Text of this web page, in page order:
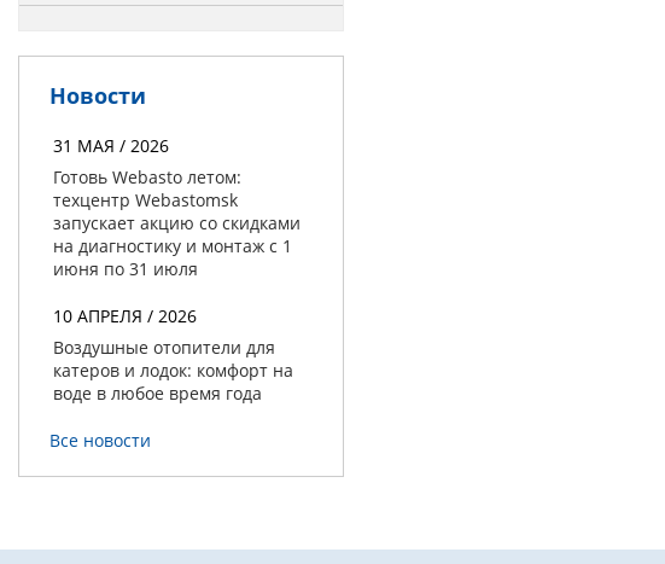
Новости
31 МАЯ / 2026
Готовь Webasto летом:
техцентр Webastomsk
запускает акцию со скидками
на диагностику и монтаж с 1
июня по 31 июля
10 АПРЕЛЯ / 2026
Воздушные отопители для
катеров и лодок: комфорт на
воде в любое время года
Все новости